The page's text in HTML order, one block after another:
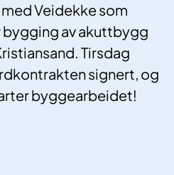
Veidekke som
av akuttbygg
Tirsdag
signert, og
byggearbeidet!